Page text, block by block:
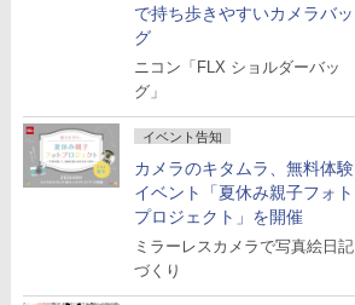
で持ち歩きやすいカメラバッ
グ
ニコン「FLX ショルダーバッ
グ」
イベント告知
カメラのキタムラ、無料体験
イベント「夏休み親子フォト
プロジェクト」を開催
ミラーレスカメラで写真絵日記
づくり